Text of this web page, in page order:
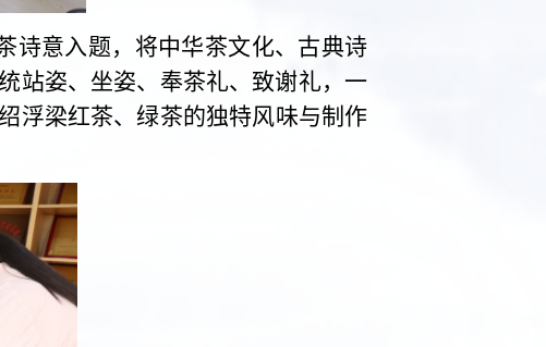
诗意入题，将中华茶文化、古典诗
站姿、坐姿、奉茶礼、致谢礼，一
浮梁红茶、绿茶的独特风味与制作